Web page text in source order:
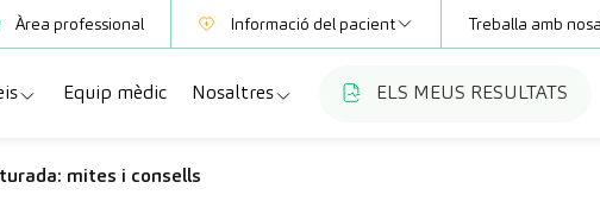
Àrea professional Informació del pacient
Mútues
Treballa amb
Equip mèdic Nosaltres ELS MEUS RESULTATS
mites i consells